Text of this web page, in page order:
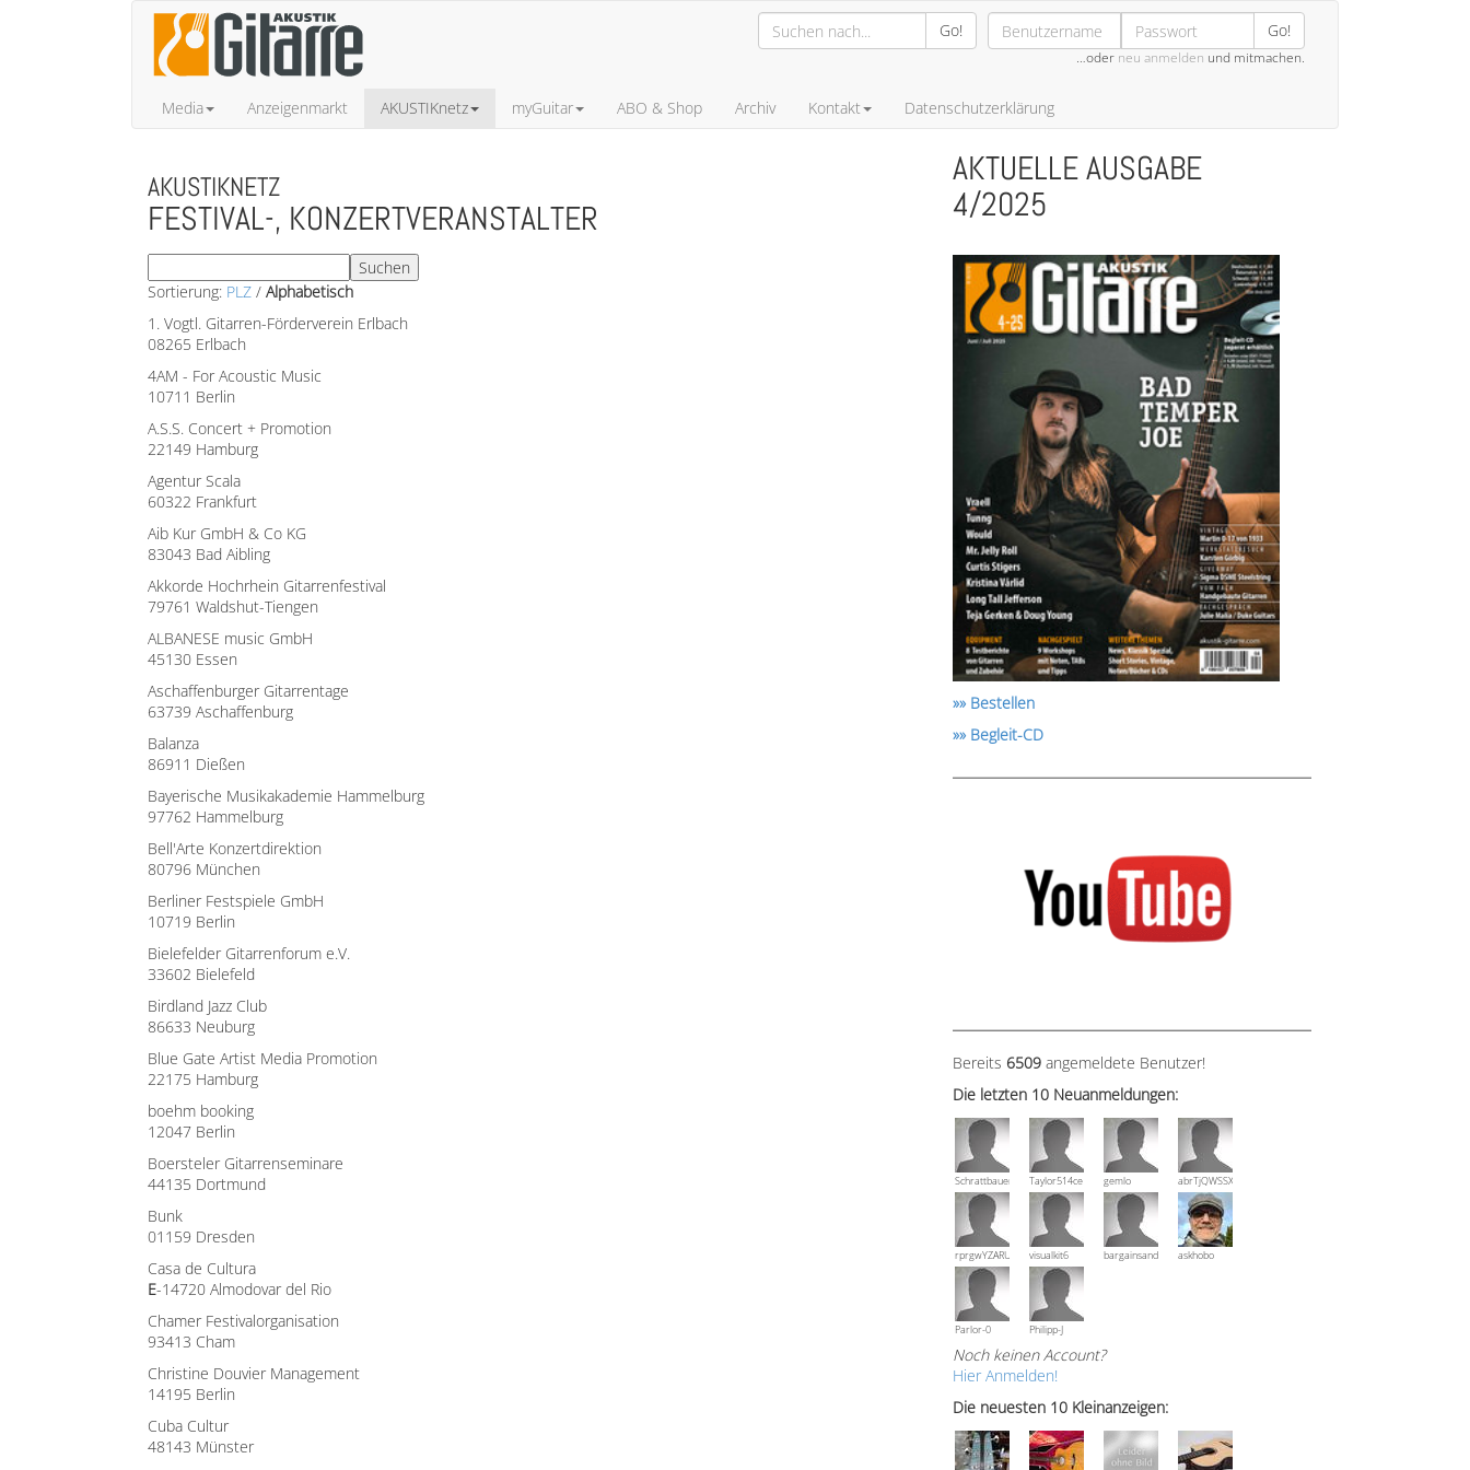
Go! Go!
…oder neu anmelden und mitmachen.
Media Anzeigenmarkt AKUSTIKnetz myGuitar ABO & Shop Archiv Kontakt Datenschutzerklärung
AKUSTIKNETZ
FESTIVAL-, KONZERTVERANSTALTER
Sortierung: PLZ / Alphabetisch
1. Vogtl. Gitarren-Förderverein Erlbach
08265 Erlbach
4AM - For Acoustic Music
10711 Berlin
A.S.S. Concert + Promotion
22149 Hamburg
Agentur Scala
60322 Frankfurt
Aib Kur GmbH & Co KG
83043 Bad Aibling
Akkorde Hochrhein Gitarrenfestival
79761 Waldshut-Tiengen
ALBANESE music GmbH
45130 Essen
Aschaffenburger Gitarrentage
63739 Aschaffenburg
Balanza
86911 Dießen
Bayerische Musikakademie Hammelburg
97762 Hammelburg
Bell'Arte Konzertdirektion
80796 München
Berliner Festspiele GmbH
10719 Berlin
Bielefelder Gitarrenforum e.V.
33602 Bielefeld
Birdland Jazz Club
86633 Neuburg
Blue Gate Artist Media Promotion
22175 Hamburg
boehm booking
12047 Berlin
Boersteler Gitarrenseminare
44135 Dortmund
Bunk
01159 Dresden
Casa de Cultura
E-14720 Almodovar del Rio
Chamer Festivalorganisation
93413 Cham
Christine Douvier Management
14195 Berlin
Cuba Cultur
48143 Münster
AKTUELLE AUSGABE
4/2025
»» Bestellen
»» Begleit-CD
Bereits 6509 angemeldete Benutzer!
Die letzten 10 Neuanmeldungen:
Schrattbauer Taylor514ce gemlo abrTjQWSSXuVznPolE
rprgwYZARUTZQyCWESpD
visualkit6 bargainsandmoreaskhobo
Parlor-0 Philipp-J
Noch keinen Account?
Hier Anmelden!
Die neuesten 10 Kleinanzeigen: